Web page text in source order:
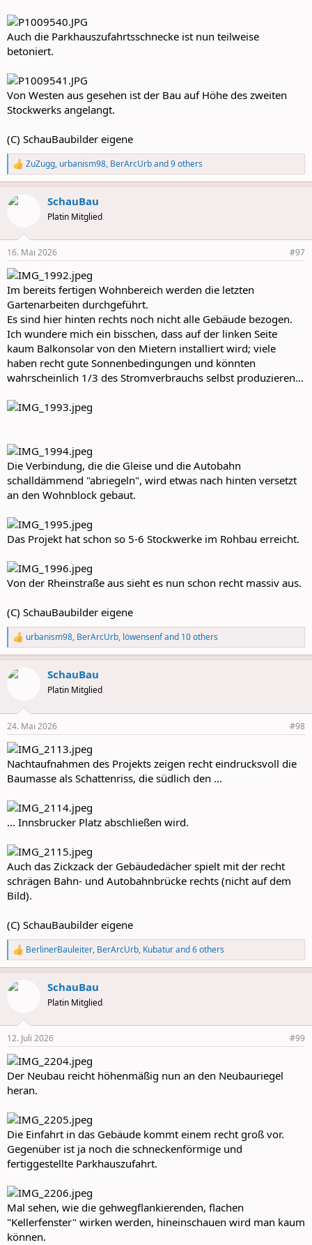
Auch die Parkhauszufahrtsschnecke ist nun teilweise
betoniert.
Von Westen aus gesehen ist der Bau auf Höhe des zweiten
Stockwerks angelangt.
(C) SchauBaubilder eigene
R
e
a
c
s
:
ZuZugg, urbanism98, BerArcUrband 9 others
SchauBau
Platin Mitglied
16. Mai 2026 #97
Im bereits fertigen Wohnbereich werden die letzten
Gartenarbeiten durchgeführt.
Es sind hier hinten rechts noch nicht alle Gebäude bezogen.
Ich wundere mich ein bisschen, dass auf der linken Seite
kaum Balkonsolar von den Mietern installiert wird; viele
haben recht gute Sonnenbedingungen und könnten
wahrscheinlich 1/3 des Stromverbrauchs selbst produzieren...
Die Verbindung, die die Gleise und die Autobahn
schalldämmend "abriegeln", wird etwas nach hinten versetzt
an den Wohnblock gebaut.
Das Projekt hat schon so 5-6 Stockwerke im Rohbau erreicht.
Von der Rheinstraße aus sieht es nun schon recht massiv aus.
(C) SchauBaubilder eigene
R
e
a
c
s
:
urbanism98, BerArcUrb, löwensenfand 10 others
SchauBau
Platin Mitglied
24. Mai 2026 #98
Nachtaufnahmen des Projekts zeigen recht eindrucksvoll die
Baumasse als Schattenriss, die südlich den ...
... Innsbrucker Platz abschließen wird.
Auch das Zickzack der Gebäudedächer spielt mit der recht
schrägen Bahn- und Autobahnbrücke rechts (nicht auf dem
Bild).
(C) SchauBaubilder eigene
R
e
a
c
s
:
BerlinerBauleiter, BerArcUrb, Kubaturand 6 others
SchauBau
Platin Mitglied
12. Juli 2026 #99
Der Neubau reicht höhenmäßig nun an den Neubauriegel
heran.
Die Einfahrt in das Gebäude kommt einem recht groß vor.
Gegenüber ist ja noch die schneckenförmige und
fertiggestellte Parkhauszufahrt.
Mal sehen, wie die gehwegflankierenden, flachen
"Kellerfenster" wirken werden, hineinschauen wird man kaum
können.